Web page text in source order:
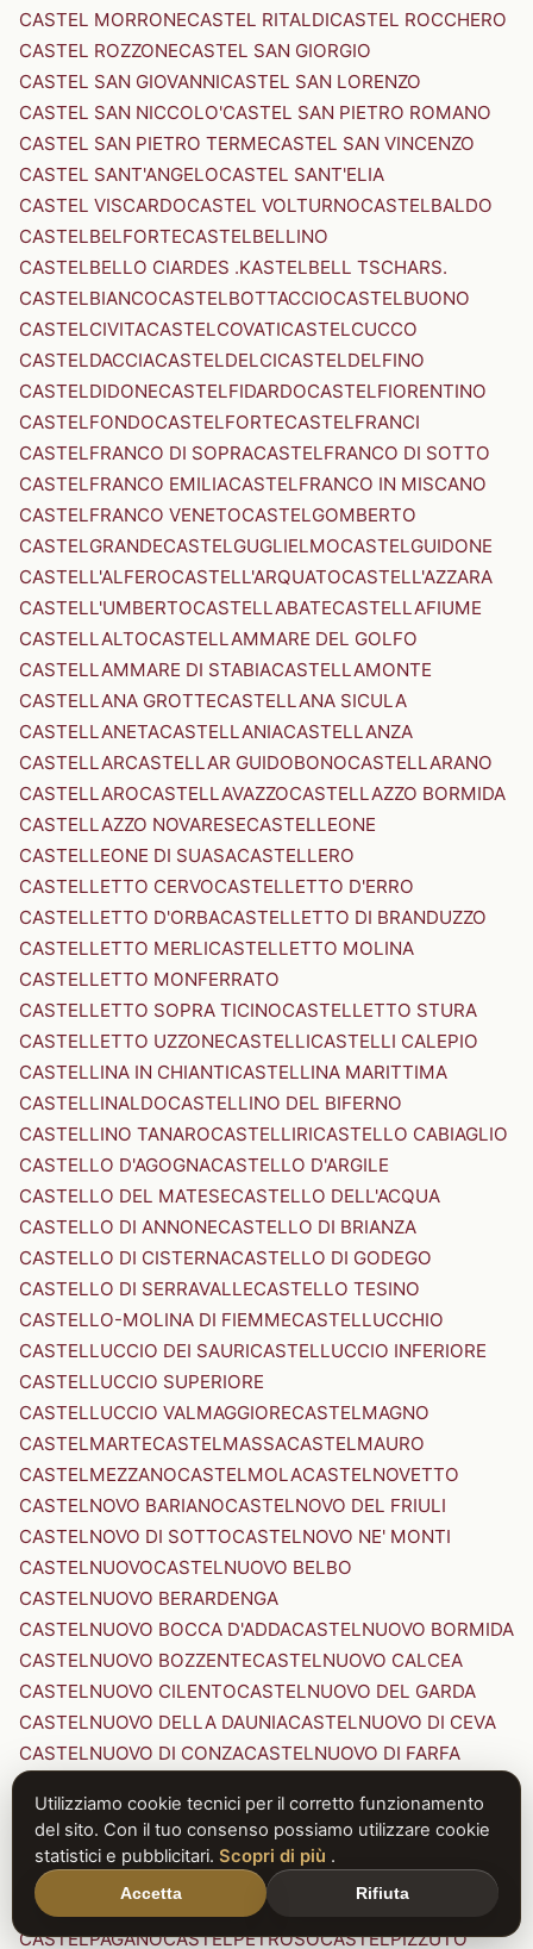
CASTEL MORRONECASTEL RITALDICASTEL ROCCHERO
CASTEL ROZZONECASTEL SAN GIORGIO
CASTEL SAN GIOVANNICASTEL SAN LORENZO
CASTEL SAN NICCOLO'CASTEL SAN PIETRO ROMANO
CASTEL SAN PIETRO TERMECASTEL SAN VINCENZO
CASTEL SANT'ANGELOCASTEL SANT'ELIA
CASTEL VISCARDOCASTEL VOLTURNOCASTELBALDO
CASTELBELFORTECASTELBELLINO
CASTELBELLO CIARDES .KASTELBELL TSCHARS.
CASTELBIANCOCASTELBOTTACCIOCASTELBUONO
CASTELCIVITACASTELCOVATICASTELCUCCO
CASTELDACCIACASTELDELCICASTELDELFINO
CASTELDIDONECASTELFIDARDOCASTELFIORENTINO
CASTELFONDOCASTELFORTECASTELFRANCI
CASTELFRANCO DI SOPRACASTELFRANCO DI SOTTO
CASTELFRANCO EMILIACASTELFRANCO IN MISCANO
CASTELFRANCO VENETOCASTELGOMBERTO
CASTELGRANDECASTELGUGLIELMOCASTELGUIDONE
CASTELL'ALFEROCASTELL'ARQUATOCASTELL'AZZARA
CASTELL'UMBERTOCASTELLABATECASTELLAFIUME
CASTELLALTOCASTELLAMMARE DEL GOLFO
CASTELLAMMARE DI STABIACASTELLAMONTE
CASTELLANA GROTTECASTELLANA SICULA
CASTELLANETACASTELLANIACASTELLANZA
CASTELLARCASTELLAR GUIDOBONOCASTELLARANO
CASTELLAROCASTELLAVAZZOCASTELLAZZO BORMIDA
CASTELLAZZO NOVARESECASTELLEONE
CASTELLEONE DI SUASACASTELLERO
CASTELLETTO CERVOCASTELLETTO D'ERRO
CASTELLETTO D'ORBACASTELLETTO DI BRANDUZZO
CASTELLETTO MERLICASTELLETTO MOLINA
CASTELLETTO MONFERRATO
CASTELLETTO SOPRA TICINOCASTELLETTO STURA
CASTELLETTO UZZONECASTELLICASTELLI CALEPIO
CASTELLINA IN CHIANTICASTELLINA MARITTIMA
CASTELLINALDOCASTELLINO DEL BIFERNO
CASTELLINO TANAROCASTELLIRICASTELLO CABIAGLIO
CASTELLO D'AGOGNACASTELLO D'ARGILE
CASTELLO DEL MATESECASTELLO DELL'ACQUA
CASTELLO DI ANNONECASTELLO DI BRIANZA
CASTELLO DI CISTERNACASTELLO DI GODEGO
CASTELLO DI SERRAVALLECASTELLO TESINO
CASTELLO-MOLINA DI FIEMMECASTELLUCCHIO
CASTELLUCCIO DEI SAURICASTELLUCCIO INFERIORE
CASTELLUCCIO SUPERIORE
CASTELLUCCIO VALMAGGIORECASTELMAGNO
CASTELMARTECASTELMASSACASTELMAURO
CASTELMEZZANOCASTELMOLACASTELNOVETTO
CASTELNOVO BARIANOCASTELNOVO DEL FRIULI
CASTELNOVO DI SOTTOCASTELNOVO NE' MONTI
CASTELNUOVOCASTELNUOVO BELBO
CASTELNUOVO BERARDENGA
CASTELNUOVO BOCCA D'ADDACASTELNUOVO BORMIDA
CASTELNUOVO BOZZENTECASTELNUOVO CALCEA
CASTELNUOVO CILENTOCASTELNUOVO DEL GARDA
CASTELNUOVO DELLA DAUNIACASTELNUOVO DI CEVA
CASTELNUOVO DI CONZACASTELNUOVO DI FARFA
CASTELNUOVO DI PORTO CASTELNUOVO DON BOSCO
CASTELNUOVO MAGRACASTELNUOVO NIGRA
CASTELNUOVO PARANOCASTELNUOVO RANGONE
CASTELNUOVO SCRIVIA
CASTELNUOVO VAL DI CECINA
CASTELPAGANOCASTELPETROSOCASTELPIZZUTO
Utilizziamo cookie tecnici per il corretto funzionamento
del sito. Con il tuo consenso possiamo utilizzare cookie
statistici e pubblicitari. Scopri di più .
Accetta Rifiuta